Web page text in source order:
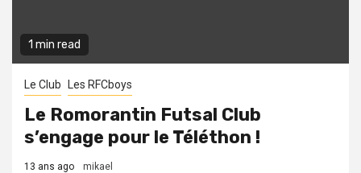
1 min read
Le Club Les RFCboys
Le Romorantin Futsal Club
s’engage pour le Téléthon !
13 ans ago mikael